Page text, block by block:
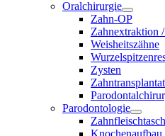
Oralchirurgie
Zahn-OP
Zahnextraktion
Weisheitszähne
Zysten
Parodontologie
Knochenaufbau